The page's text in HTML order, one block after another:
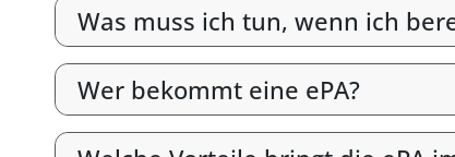
Was muss ich tun, wenn ich
Wer bekommt eine ePA?